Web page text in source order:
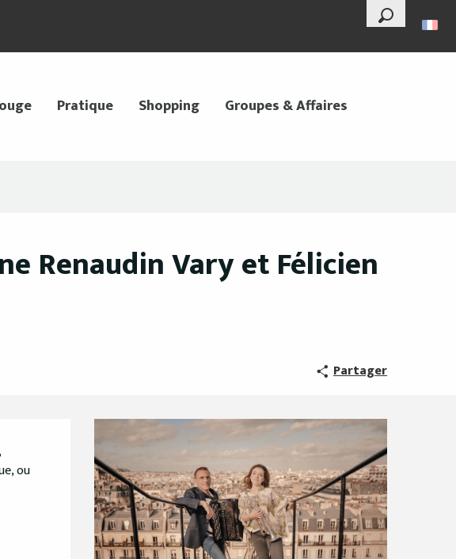
--°
Recherche
Pratique Shopping Groupes & Affaires
Renaudin Vary et Félicien
Partager
ou